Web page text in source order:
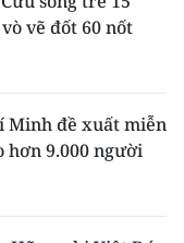
vẽ đốt 60 nốt
Minh đề xuất miễn
hơn 9.000 người